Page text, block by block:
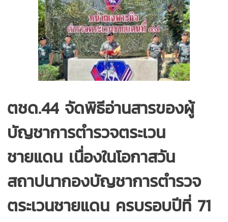
ตชด.44 จัดพิธีอ่านสารของผู้
บัญชาการตำรวจตระเวน
ชายแดน เนื่องในโอกาสวัน
สถาปนากองบัญชาการตำรวจ
ตระเวนชายแดน ครบรอบปีที่ 71